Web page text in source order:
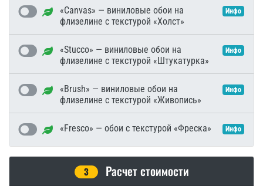
«Canvas» — виниловые обои на
флизелине с текстурой «Холст»
Инфо
«Stucco» — виниловые обои на
флизелине с текстурой «Штукатурка»
Инфо
«Brush» — виниловые обои на
флизелине с текстурой «Живопись»
Инфо
«Fresco» — обои с текстурой «Фреска» Инфо
3 Расчет стоимости